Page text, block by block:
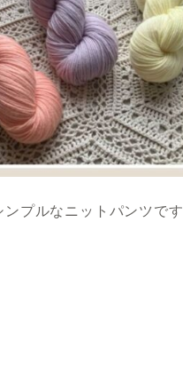
プルなニットパンツです